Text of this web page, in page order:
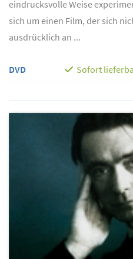
eindrucksvolle Weise
sich um einen Film, der sich
ausdrücklich an ...
DVD Sofort